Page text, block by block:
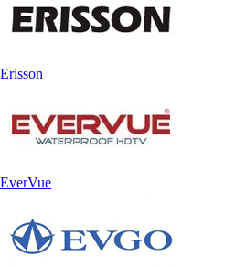
Erisson
EverVue